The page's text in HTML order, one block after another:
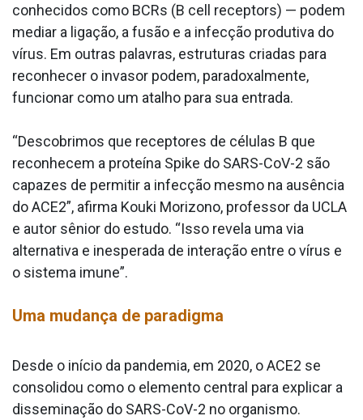
conhecidos como BCRs (B cell receptors) — podem
mediar a ligação, a fusão e a infecção produtiva do
vírus. Em outras palavras, estruturas criadas para
reconhecer o invasor podem, paradoxalmente,
funcionar como um atalho para sua entrada.
“Descobrimos que receptores de células B que
reconhecem a proteína Spike do SARS-CoV-2 são
capazes de permitir a infecção mesmo na ausência
do ACE2”, afirma Kouki Morizono, professor da UCLA
e autor sênior do estudo. “Isso revela uma via
alternativa e inesperada de interação entre o vírus e
o sistema imune”.
Uma mudança de paradigma
Desde o início da pandemia, em 2020, o ACE2 se
consolidou como o elemento central para explicar a
disseminação do SARS-CoV-2 no organismo.